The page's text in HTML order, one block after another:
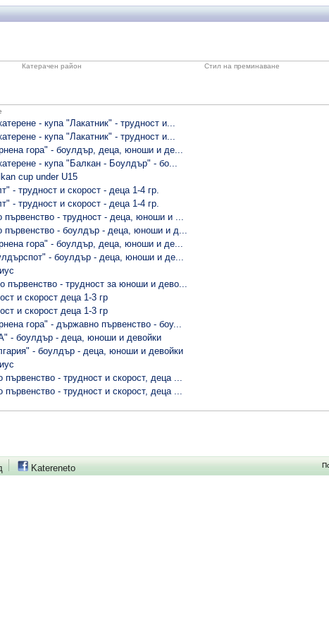
Катерачен район Стил на преминаване
- купа "Лакатник" - трудност и...
- купа "Лакатник" - трудност и...
гора" - боулдър, деца, юноши и де...
- купа "Балкан - Боулдър" - бо...
cup under U15
- трудност и скорост - деца 1-4 гр.
- трудност и скорост - деца 1-4 гр.
първенство - трудност - деца, юноши и ...
първенство - боулдър - деца, юноши и д...
гора" - боулдър, деца, юноши и де...
- боулдър - деца, юноши и де...
първенство - трудност за юноши и дево...
и скорост деца 1-3 гр
и скорост деца 1-3 гр
гора" - държавно първенство - боу...
- боулдър - деца, юноши и девойки
- боулдър - деца, юноши и девойки
първенство - трудност и скорост, деца ...
първенство - трудност и скорост, деца ...
Katereneto